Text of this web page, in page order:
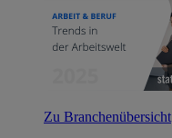
Zu Branchenübersicht